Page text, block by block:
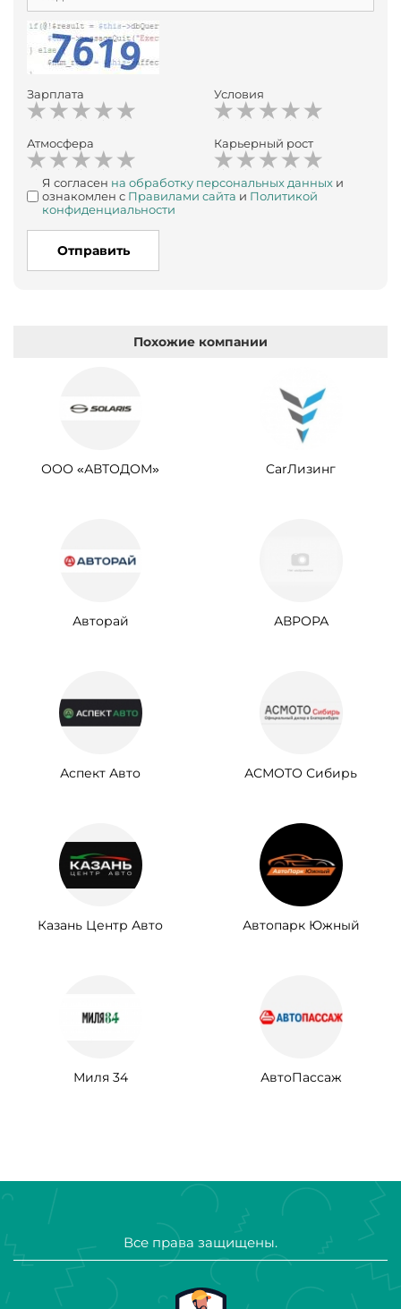
Зарплата Условия
Атмосфера Карьерный рост
Я согласен на обработку персональных данных и
ознакомлен с Правилами сайта и Политикой
конфиденциальности
Отправить
Похожие компании
ООО «АВТОДОМ» CarЛизинг
Авторай АВРОРА
Аспект Авто АСМОТО Сибирь
Казань Центр Авто Автопарк Южный
Миля 34 АвтоПассаж
Все права защищены.